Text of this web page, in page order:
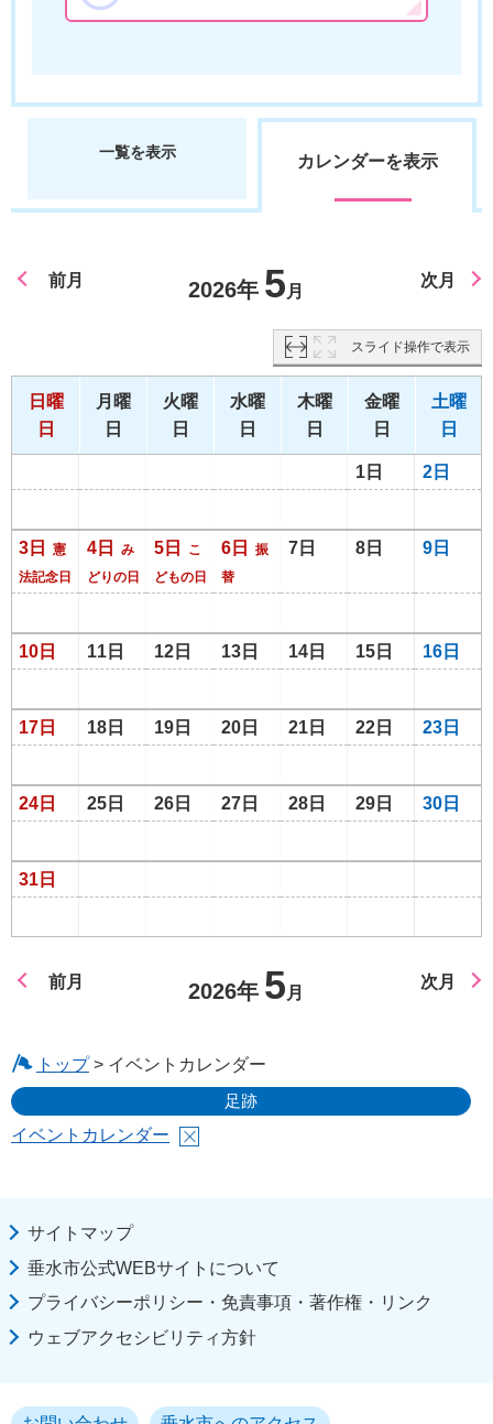
一覧を表示 カレンダーを表示
前月 2026年 5 月
次月
スライド操作で表示
日曜
日
月曜
日
火曜
日
水曜
日
木曜
日
金曜
日
土曜
日
1日 2日
3日
憲
法記念日
4日
み
どりの日
5日
こ
どもの日
6日
振
替
7日 8日 9日
10日 11日 12日 13日 14日 15日 16日
17日 18日 19日 20日 21日 22日 23日
24日 25日 26日 27日 28日 29日 30日
31日
前月 2026年 5 月
次月
トップ> イベントカレンダー
足跡
イベントカレンダー
サイトマップ
垂水市公式WEBサイトについて
プライバシーポリシー・免責事項・著作権・リンク
ウェブアクセシビリティ方針